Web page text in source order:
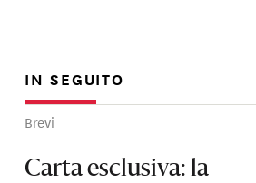
IN SEGUITO
Brevi
Carta esclusiva: la